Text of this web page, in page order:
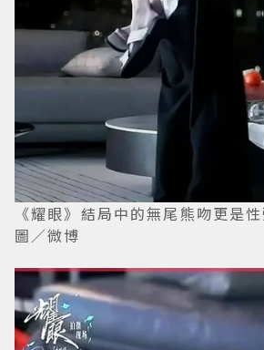
《耀眼》結局中的無尾熊吻更是
圖／微博